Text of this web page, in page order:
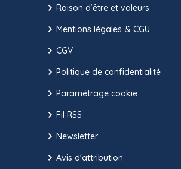
Raison d’être et valeurs
Mentions légales & CGU
CGV
Politique de confidentialité
Paramétrage cookie
Fil RSS
Newsletter
Avis d'attribution